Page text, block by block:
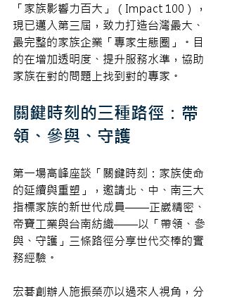
「家族影響力百大」（Impact 100），
現已邁入第三屆，致力打造台灣最大、
最完整的家族企業「專家生態圈」。目
的在增加透明度、提升服務水準，協助
家族在對的問題上找到對的專家。
關鍵時刻的三種路徑：帶
領、參與、守護
第一場高峰座談「關鍵時刻：家族使命
的延續與重塑」，邀請北、中、南三大
指標家族的新世代成員——正崴精密、
帝寶工業與台南紡織——以「帶領、參
與、守護」三條路徑分享世代交棒的實
務經驗。
宏碁創辦人施振榮亦以過來人視角，分